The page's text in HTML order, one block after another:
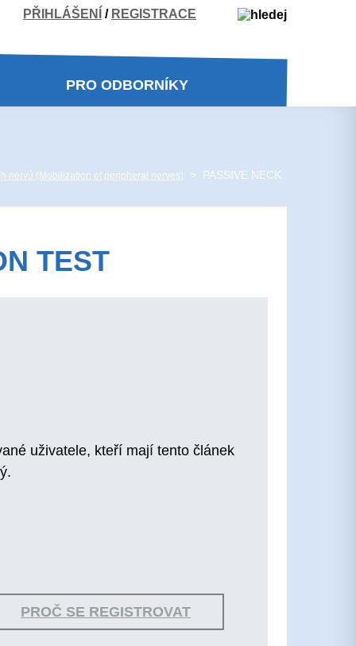
PŘIHLÁŠENÍ / REGISTRACE
PRO ODBORNÍKY
nervů (Mobilization of peripheral nerves) > PASSIVE NECK
TEST
uživatele, kteří mají tento článek
PROČ SE REGISTROVAT